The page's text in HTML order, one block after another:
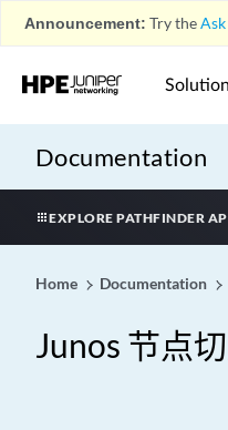
Announcement: Try the
Documentation
EXPLORE PATHFINDER
Home Documentation
Junos 节点